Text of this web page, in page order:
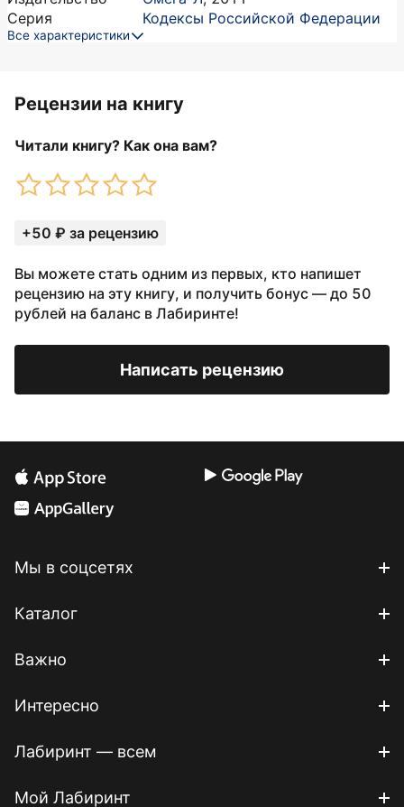
Серия
Кодексы Российской Федерации
Все характеристики
Рецензии на книгу
Читали книгу? Как она вам?
+50 ₽ за рецензию
Вы можете стать одним из первых, кто напишет
рецензию на эту книгу, и получить бонус — до 50
рублей на баланс в Лабиринте!
Написать рецензию
Мы в соцсетях
Каталог
Важно
Интересно
Лабиринт — всем
Мой Лабиринт